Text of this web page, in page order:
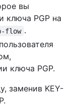
вы
ключа PGP на
flow .
ключа PGP.
заменив KEY-